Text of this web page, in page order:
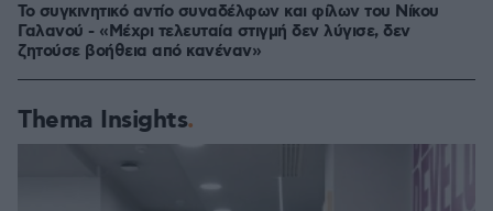
Το συγκινητικό αντίο συναδέλφων και φίλων του Νίκου
Γαλανού - «Μέχρι τελευταία στιγμή δεν λύγισε, δεν
ζητούσε βοήθεια από κανέναν»
Thema Insights